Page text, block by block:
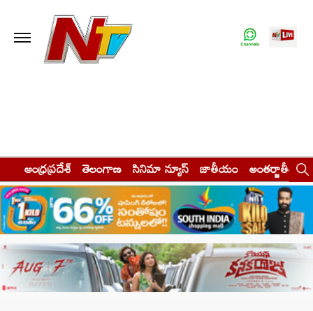
ఆంధ్రప్రదేశ్ తెలంగాణ సినిమా న్యూస్ జాతీయం అంతర్జాతీయం